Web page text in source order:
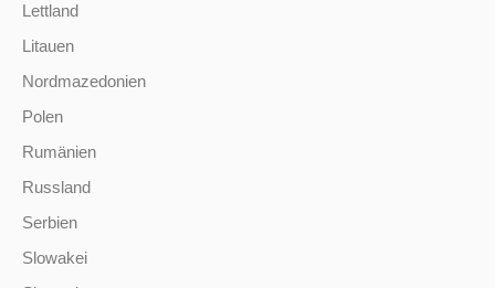
Lettland
Litauen
Nordmazedonien
Polen
Rumänien
Russland
Serbien
Slowakei